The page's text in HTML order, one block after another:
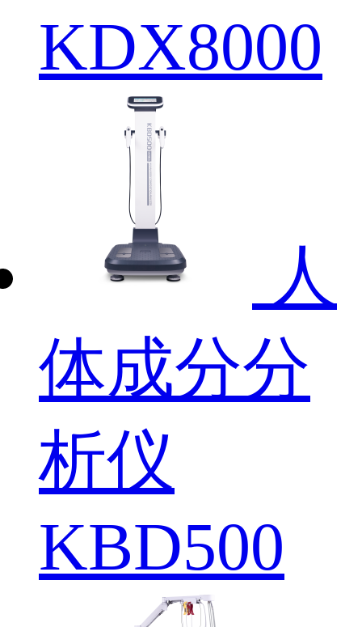
KDX8000
人
体成分分
析仪
KBD500